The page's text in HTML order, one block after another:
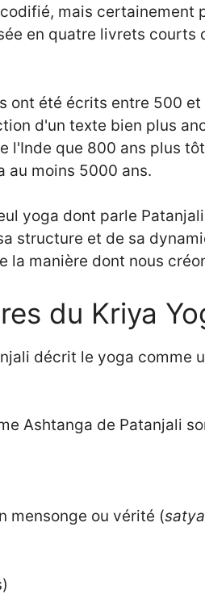
mais
en quatre livrets
ont été écrits entre 500
d'un texte bien plus
l'Inde que 800 ans plus
au moins 5000 ans.
yoga dont parle
structure et de sa
la manière dont nous
du Kriya
décrit le yoga
Ashtanga de Patanjali
mensonge ou vérité (satya